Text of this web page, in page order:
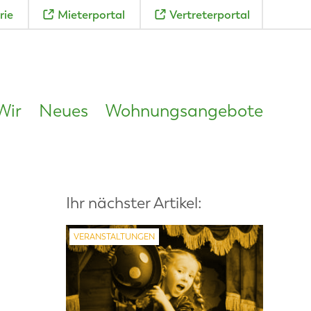
Mieterportal Vertreterportal
Neues Wohnungsangebote
Ihr nächster Artikel:
VERANSTALTUNGEN